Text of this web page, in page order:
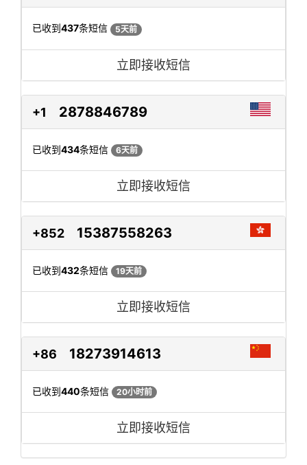
已收到437条短信 5天前
立即接收短信
+1 2878846789
已收到434条短信 6天前
立即接收短信
+852 15387558263
已收到432条短信 19天前
立即接收短信
+86 18273914613
已收到440条短信 20小时前
立即接收短信